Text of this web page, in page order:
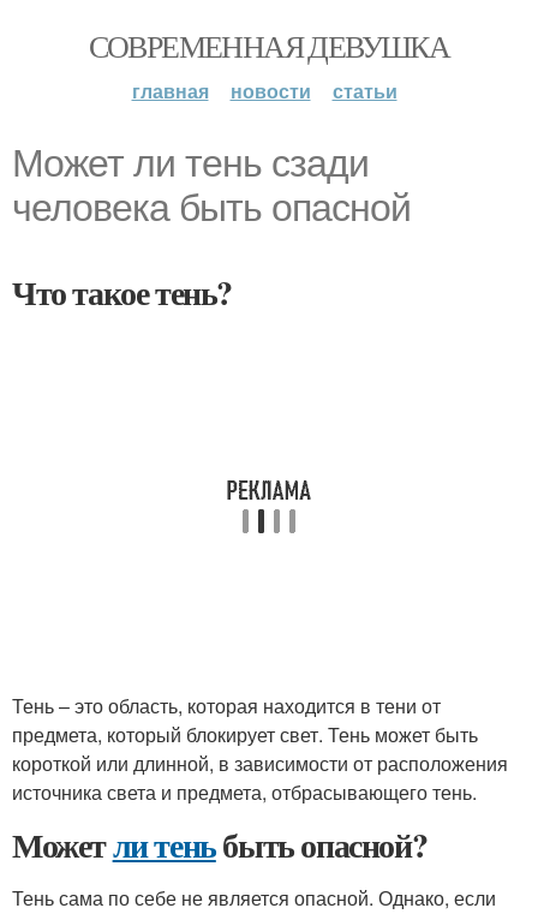
СОВРЕМЕННАЯ ДЕВУШКА
главная новости статьи
Может ли тень сзади
человека быть опасной
Что такое тень?
Тень – это область, которая находится в тени от
предмета, который блокирует свет. Тень может быть
короткой или длинной, в зависимости от расположения
источника света и предмета, отбрасывающего тень.
Можетли теньбыть опасной?
Тень сама по себе не является опасной. Однако, если